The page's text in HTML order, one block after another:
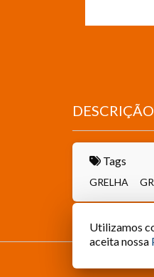
DESCRIÇÃO
Tags
GRELHA
Utilizamos
aceita nossa